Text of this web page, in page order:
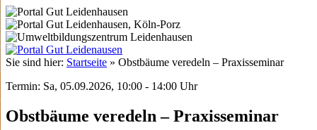
Sie sind hier: Startseite » Obstbäume veredeln – Praxisseminar
Termin: Sa, 05.09.2026, 10:00 - 14:00 Uhr
Obstbäume veredeln – Praxisseminar